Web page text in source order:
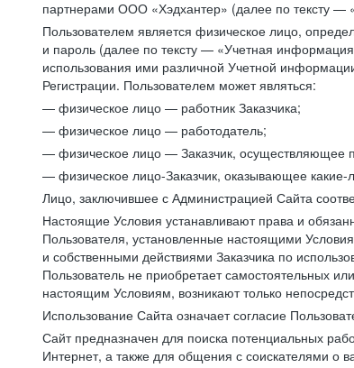
партнерами ООО «Хэдхантер» (далее по тексту —
Пользователем является физическое лицо,
и пароль (далее по тексту — «Учетная
использования ими различной Учетной
Регистрации. Пользователем может являться:
— физическое лицо — работник Заказчика;
— физическое лицо — работодатель;
— физическое лицо — Заказчик, осуществляющее
— физическое лицо-Заказчик, оказывающее какие-
Лицо, заключившее с Администрацией Сайта
Настоящие Условия устанавливают права и
Пользователя, установленные настоящими
и собственными действиями Заказчика по
Пользователь не приобретает самостоятельных
настоящим Условиям, возникают только
Использование Сайта означает согласие
Сайт предназначен для поиска потенциальных
Интернет, а также для общения с соискателями о